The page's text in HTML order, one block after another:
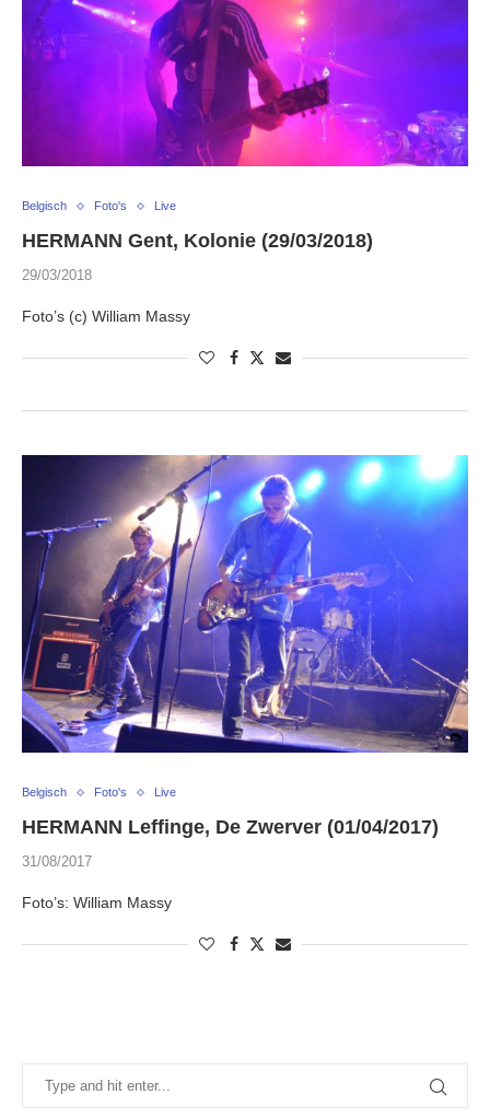
Belgisch Foto's Live
HERMANN Gent, Kolonie (29/03/2018)
29/03/2018
Foto’s (c) William Massy
Belgisch Foto's Live
HERMANN Leffinge, De Zwerver (01/04/2017)
31/08/2017
Foto’s: William Massy